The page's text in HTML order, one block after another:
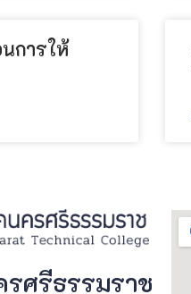
การให้
รศรีธรรมราช